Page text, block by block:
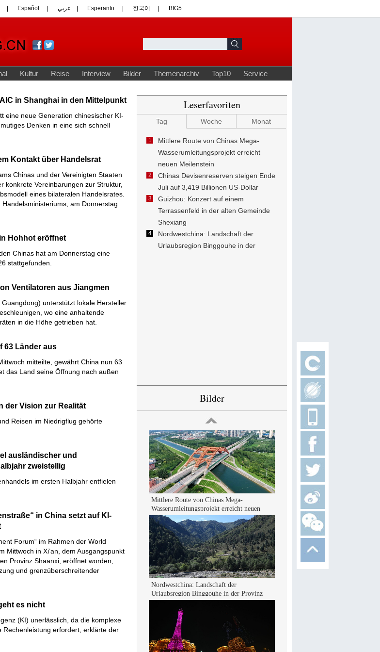
in Shanghai in den Mittelpunkt
eine neue Generation chinesischer KI-
Denken in eine sich schnell
Kontakt über Handelsrat
Chinas und der Vereinigten Staaten
konkrete Vereinbarungen zur Struktur,
eines bilateralen Handelsrates.
am Donnerstag
Hohhot eröffnet
Chinas hat am Donnerstag eine
stattgefunden.
Ventilatoren aus Jiangmen
unterstützt lokale Hersteller
wo eine anhaltende
in die Höhe getrieben hat.
63 Länder aus
mitteilte, gewährt China nun 63
das Land seine Öffnung nach außen
der Vision zur Realität
Reisen im Niedrigflug gehörte
ausländischer und
zweistellig
im ersten Halbjahr entfielen
in China setzt auf KI-
Forum“ im Rahmen der World
Mittwoch in Xi’an, dem Ausgangspunkt
Provinz Shaanxi, eröffnet worden,
und grenzüberschreitender
es nicht
(KI) unerlässlich, da die komplexe
erfordert, erklärte der